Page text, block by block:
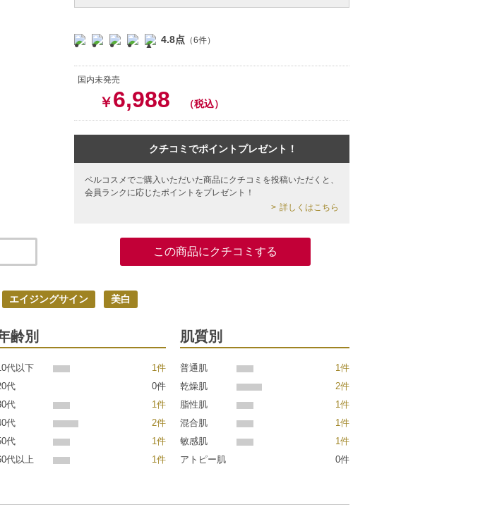
4.8点 （6件）
国内未発売
￥6,988 （税込）
クチコミでポイントプレゼント！
ベルコスメでご購入いただいた商品にクチコミを投稿いただくと、
会員ランクに応じたポイントをプレゼント！
詳しくはこちら
この商品にクチコミする
エイジングサイン 美白
齢別
代以下
1件
代
0件
代
1件
代
2件
代
1件
代以上
1件
肌質別
普通肌
1件
乾燥肌
2件
脂性肌
1件
混合肌
1件
敏感肌
1件
アトピー肌
0件